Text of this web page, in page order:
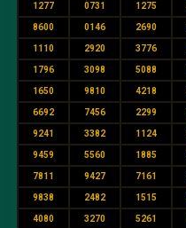
1277 0731 1275
8600 0146 2690
1110 2920 3776
1796 3098 5088
1650 9810 4218
6692 7456 2299
9241 3382 1124
9459 5560 1885
7811 9427 7161
9838 2482 1515
4080 3270 5261